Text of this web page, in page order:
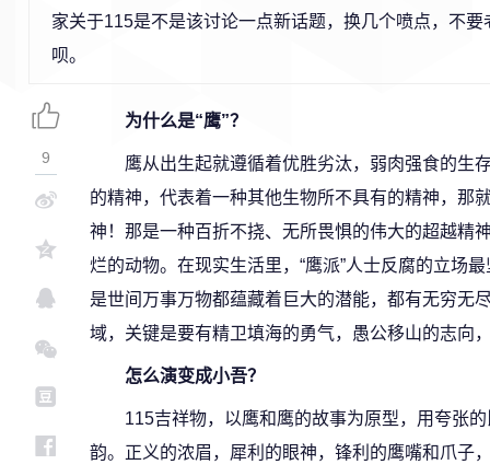
家关于115是不是该讨论一点新话题，换几个喷点，不要
呗。
为什么是“鹰”？
鹰从出生起就遵循着优胜劣汰，弱肉强食的生
的精神，代表着一种其他生物所不具有的精神，那
神！那是一种百折不挠、无所畏惧的伟大的超越精
烂的动物。在现实生活里，“鹰派”人士反腐的立场
是世间万事万物都蕴藏着巨大的潜能，都有无穷无
域，关键是要有精卫填海的勇气，愚公移山的志向
怎么演变成小吾？
115吉祥物，以鹰和鹰的故事为原型，用夸张
韵。正义的浓眉，犀利的眼神，锋利的鹰嘴和爪子
9